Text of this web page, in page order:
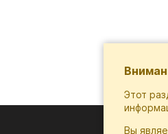
Этот
Вы